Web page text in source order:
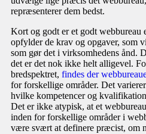
repræsenterer dem bedst.
Kort og godt er et godt webbureau
opfylder de krav og opgaver, som
som gør det i virksomhedens ånd.
det er det nok ikke helt alligevel.
bredspektret, findes der
for forskellige områder. Det
hvilke kompetencer og
Det er ikke atypisk, at et
inden for forskellige områder i
være svært at definere præcist, om